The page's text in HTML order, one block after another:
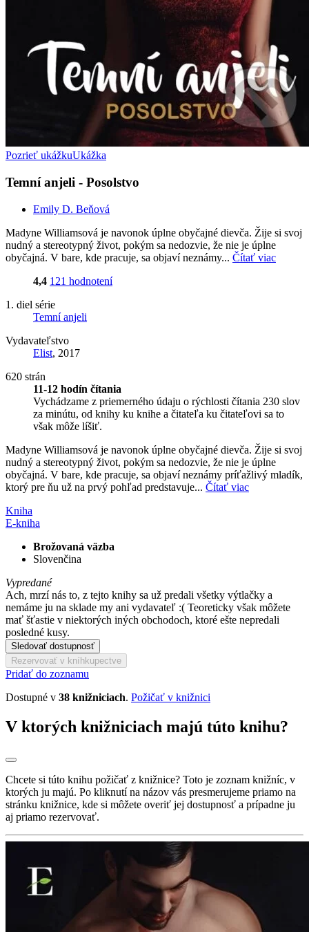
Pozrieť ukážkuUkážka
Temní anjeli - Posolstvo
Emily D. Beňová
Madyne Williamsová je navonok úplne obyčajné dievča. Žije si svoj
nudný a stereotypný život, pokým sa nedozvie, že nie je úplne
obyčajná. V bare, kde pracuje, sa objaví neznámy... Čítať viac
4,4 121 hodnotení
1. diel série
Temní anjeli
Vydavateľstvo
Elist, 2017
620 strán
11-12 hodín čítania
Vychádzame z priemerného údaju o rýchlosti čítania 230 slov
za minútu, od knihy ku knihe a čitateľa ku čitateľovi sa to
však môže líšiť.
Madyne Williamsová je navonok úplne obyčajné dievča. Žije si svoj
nudný a stereotypný život, pokým sa nedozvie, že nie je úplne
obyčajná. V bare, kde pracuje, sa objaví neznámy príťažlivý mladík,
ktorý pre ňu už na prvý pohľad predstavuje... Čítať viac
Kniha
E-kniha
Brožovaná väzba
Slovenčina
Vypredané
Ach, mrzí nás to, z tejto knihy sa už predali všetky výtlačky a
nemáme ju na sklade my ani vydavateľ :( Teoreticky však môžete
mať šťastie v niektorých iných obchodoch, ktoré ešte nepredali
posledné kusy.
Sledovať dostupnosť
Rezervovať v kníhkupectve
Pridať do zoznamu
Dostupné v 38 knižniciach. Požičať v knižnici
V ktorých knižniciach majú túto knihu?
Chcete si túto knihu požičať z knižnice? Toto je zoznam knižníc, v
ktorých ju majú. Po kliknutí na názov vás presmerujeme priamo na
stránku knižnice, kde si môžete overiť jej dostupnosť a prípadne ju
aj priamo rezervovať.